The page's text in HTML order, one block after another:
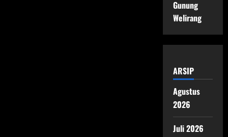
Gunung
Welirang
ARSIP
Agustus
2026
Juli 2026